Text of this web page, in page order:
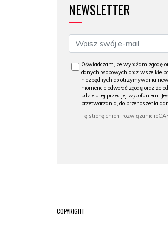
NEWSLETTER
Oświadczam, że wyrażam zgodę
danych osobowych oraz wszelkie
niezbędnych do otrzymywania
momencie odwołać zgodę oraz że
udzielonej przed jej wycofaniem.
przetwarzania, do przenoszenia
COPYRIGHT